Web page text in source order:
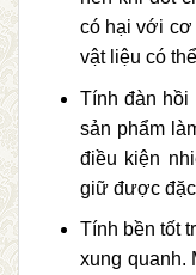
có hại với cơ
vật liệu có
Tính đàn hồi
sản phẩm
điều kiện
giữ được đặc
Tính bền tốt
xung quanh.